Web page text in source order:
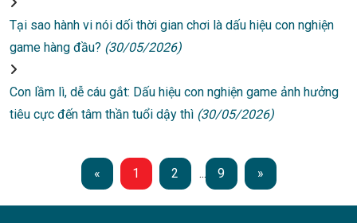
Tại sao hành vi nói dối thời gian chơi là dấu hiệu con nghiện
game hàng đầu? (30/05/2026)
Con lầm lì, dễ cáu gắt: Dấu hiệu con nghiện game ảnh hưởng
tiêu cực đến tâm thần tuổi dậy thì (30/05/2026)
« 1 2 ... 9 »